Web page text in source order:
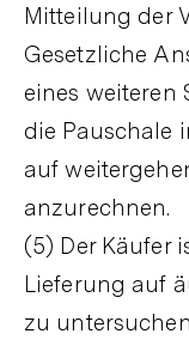
Mitteilung der
Gesetzliche
eines weiteren
die Pauschale
auf
anzurechnen.
(5) Der Käufer
Lieferung auf
zu